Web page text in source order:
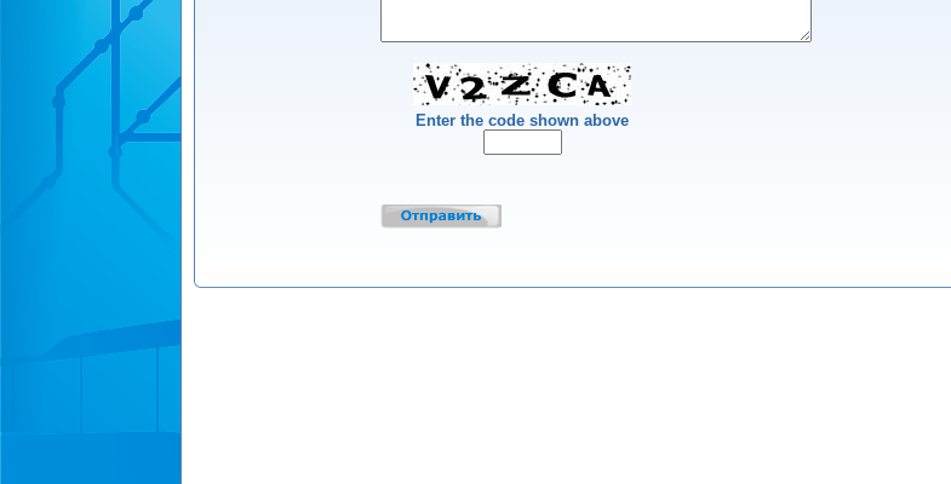
Enter the code shown above